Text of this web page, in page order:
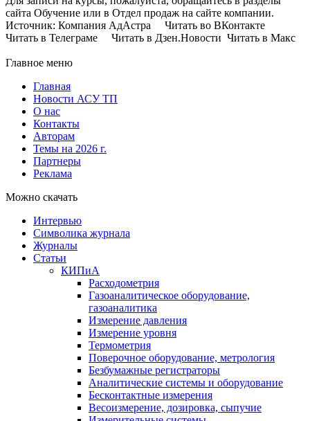
сайта Обучение или в Отдел продаж на сайте компании.
Источник: Компания АдАстра Читать во ВКонтакте
Читать в Телеграме Читать в Дзен.Новости Читать в Макс
Главное меню
Главная
Новости АСУ ТП
О нас
Контакты
Авторам
Темы на 2026 г.
Партнеры
Реклама
Можно скачать
Интервью
Символика журнала
Журналы
Статьи
КИПиА
Расходометрия
Газоаналитическое оборудование,
газоаналитика
Измерение давления
Измерение уровня
Термометрия
Поверочное оборудование, метрология
Безбумажные регистраторы
Аналитические системы и оборудование
Бесконтактные измерения
Весоизмерение, дозировка, сыпучие